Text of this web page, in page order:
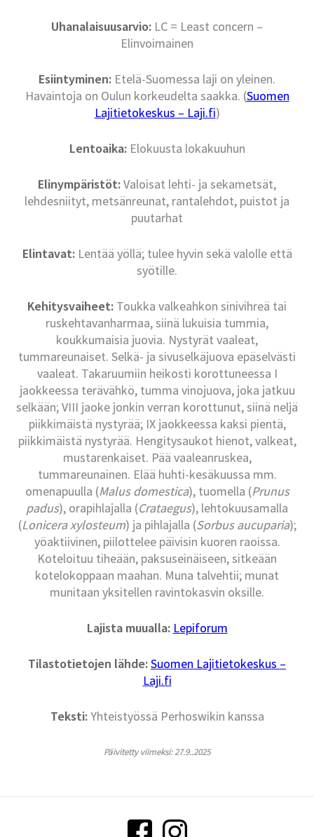
Uhanalaisuusarvio: LC = Least concern –
Elinvoimainen
Esiintyminen: Etelä-Suomessa laji on yleinen.
Havaintoja on Oulun korkeudelta saakka. (Suomen
Lajitietokeskus – Laji.fi)
Lentoaika:Elokuusta lokakuuhun
Elinympäristöt:Valoisat lehti- ja sekametsät,
lehdesniityt, metsänreunat, rantalehdot, puistot ja
puutarhat
Elintavat:Lentää yöllä; tulee hyvin sekä valolle että
syötille.
Kehitysvaiheet: Toukka valkeahkon sinivihreä tai
ruskehtavanharmaa, siinä lukuisia tummia,
koukkumaisia juovia. Nystyrät vaaleat,
tummareunaiset. Selkä- ja sivuselkäjuova epäselvästi
vaaleat. Takaruumiin heikosti korottuneessa I
jaokkeessa terävähkö, tumma vinojuova, joka jatkuu
selkään; VIII jaoke jonkin verran korottunut, siinä neljä
piikkimäistä nystyrää; IX jaokkeessa kaksi pientä,
piikkimäistä nystyrää. Hengitysaukot hienot, valkeat,
mustarenkaiset. Pää vaaleanruskea,
tummareunainen. Elää huhti-kesäkuussa mm.
omenapuulla (Malus domestica), tuomella (Prunus
padus), orapihlajalla (Crataegus), lehtokuusamalla
(Lonicera xylosteum) ja pihlajalla (Sorbus aucuparia);
yöaktiivinen, piilottelee päivisin kuoren raoissa.
Koteloituu tiheään, paksuseinäiseen, sitkeään
kotelokoppaan maahan. Muna talvehtii; munat
munitaan yksitellen ravintokasvin oksille.
Lajista muualla: Lepiforum
Tilastotietojen lähde:Suomen Lajitietokeskus –
Laji.fi
Teksti:Yhteistyössä Perhoswikin kanssa
Päivitetty viimeksi: 27.9..2025